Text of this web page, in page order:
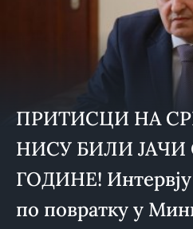
ПРИТИСЦИ НА
НИСУ БИЛИ ЈАЧИ
ГОДИНЕ!
по повратку у